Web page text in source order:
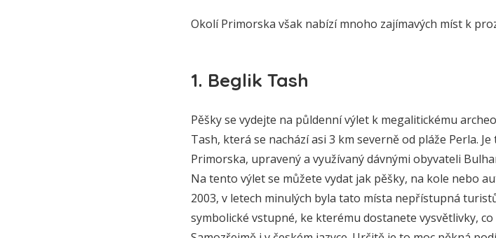
Okolí Primorska však nabízí mnoho zajímavých míst k
1. Beglik Tash
Pěšky se vydejte na půldenní výlet k megalitickému
Tash, která se nachází asi 3 km severně od pláže Perla.
Primorska, upravený a využívaný dávnými obyvateli
Na tento výlet se můžete vydat jak pěšky, na kole nebo
2003, v letech minulých byla tato místa nepřístupná
symbolické vstupné, ke kterému dostanete vysvětlivky,